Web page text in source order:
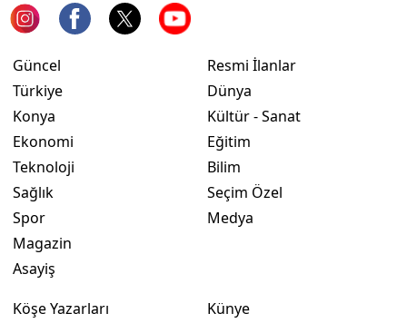
Güncel
Türkiye
Konya
Ekonomi
Teknoloji
Sağlık
Spor
Magazin
Asayiş
Resmi İlanlar
Dünya
Kültür - Sanat
Eğitim
Bilim
Seçim Özel
Medya
Köşe Yazarları
Künye